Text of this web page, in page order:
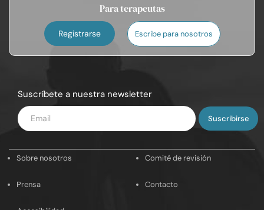
Para terapeutas
Registrarse Escribe para nosotros
Suscríbete a nuestra newsletter
Introduce
tu
Sobre nosotros Comité de revisión
Prensa Contacto